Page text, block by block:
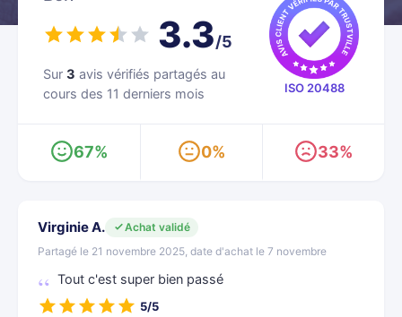
3.3/5
Sur 3 avis vérifiés partagés au
cours des 11 derniers mois
ISO 20488
67% 0% 33%
Virginie A.
Achat validé
Partagé le 21 novembre 2025, date d'achat le 7 novembre
Tout c'est super bien passé
5/5